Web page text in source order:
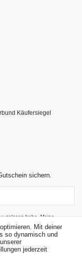
sichern.
gelesen habe. Meine
Mit deiner
so dynamisch und
jederzeit